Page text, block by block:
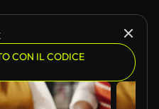
CON IL CODICE